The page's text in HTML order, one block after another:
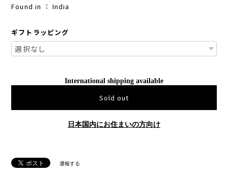
Found in ： India
ギフトラッピング
International shipping available
Sold out
日本国内にお住まいの方向け
通報する